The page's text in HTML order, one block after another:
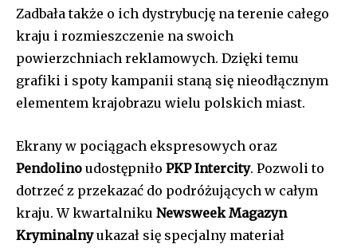
Zadbała także o ich dystrybucję na terenie całego
kraju i rozmieszczenie na swoich
powierzchniach reklamowych. Dzięki temu
grafiki i spoty kampanii staną się nieodłącznym
elementem krajobrazu wielu polskich miast.
Ekrany w pociągach ekspresowych oraz
Pendolino udostępniło PKP Intercity. Pozwoli to
dotrzeć z przekazać do podróżujących w całym
kraju. W kwartalniku Newsweek Magazyn
Kryminalnyukazał się specjalny materiał